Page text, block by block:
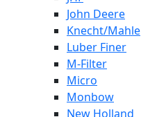
John Deere
Knecht/Mahle
Luber Finer
M-Filter
Micro
Monbow
New Holland